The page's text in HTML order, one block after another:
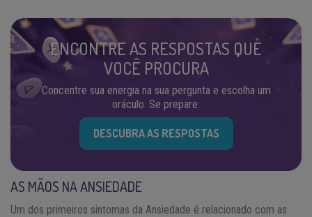
ENCONTRE AS RESPOSTAS QUE
VOCÊ PROCURA
Concentre sua energia na sua pergunta e escolha um
oráculo. Se prepare.
DESCUBRA AS RESPOSTAS
AS MÃOS NA ANSIEDADE
Um dos primeiros sintomas da Ansiedade é relacionado com as